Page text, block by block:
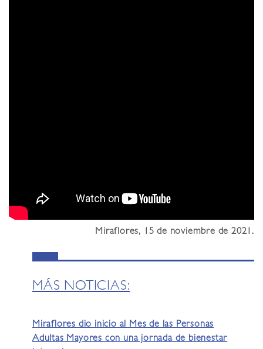
Miraflores, 15 de noviembre de 2021.
MÁS NOTICIAS:
Miraflores dio inicio al Mes de las Personas
Adultas Mayores con una jornada de bienestar